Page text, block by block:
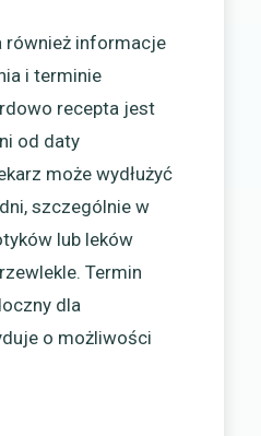
również informacje
i terminie
recepta jest
od daty
może wydłużyć
szczególnie w
lub leków
Termin
dla
o możliwości